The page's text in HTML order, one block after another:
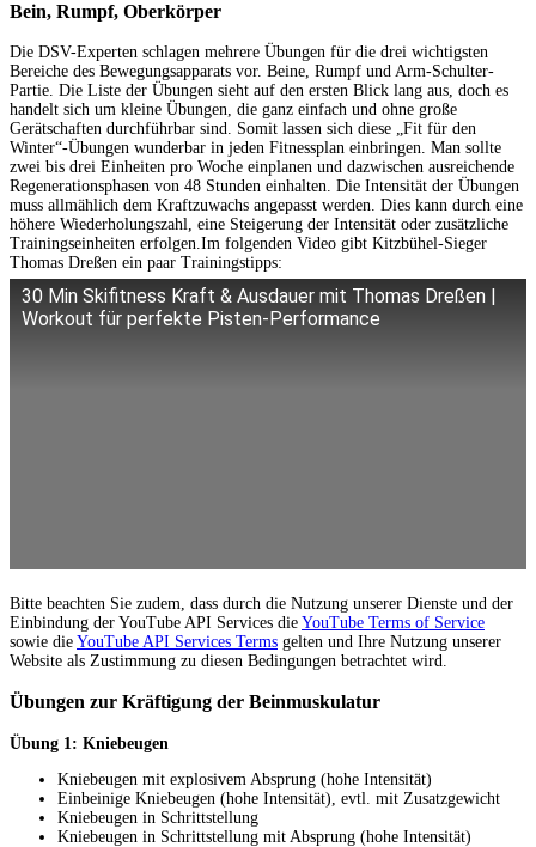
Bein, Rumpf, Oberkörper
Die DSV-Experten schlagen mehrere Übungen für die drei wichtigsten
Bereiche des Bewegungsapparats vor. Beine, Rumpf und Arm-Schulter-
Partie. Die Liste der Übungen sieht auf den ersten Blick lang aus, doch es
handelt sich um kleine Übungen, die ganz einfach und ohne große
Gerätschaften durchführbar sind. Somit lassen sich diese „Fit für den
Winter“-Übungen wunderbar in jeden Fitnessplan einbringen. Man sollte
zwei bis drei Einheiten pro Woche einplanen und dazwischen ausreichende
Regenerationsphasen von 48 Stunden einhalten. Die Intensität der Übungen
muss allmählich dem Kraftzuwachs angepasst werden. Dies kann durch eine
höhere Wiederholungszahl, eine Steigerung der Intensität oder zusätzliche
Trainingseinheiten erfolgen.Im folgenden Video gibt Kitzbühel-Sieger
Thomas Dreßen ein paar Trainingstipps:
30 Min Skifitness Kraft & Ausdauer mit Thomas Dreßen |
Workout für perfekte Pisten-Performance
Bitte beachten Sie zudem, dass durch die Nutzung unserer Dienste und der
Einbindung der YouTube API Services die YouTube Terms of Service
sowie die YouTube API Services Terms gelten und Ihre Nutzung unserer
Website als Zustimmung zu diesen Bedingungen betrachtet wird.
Übungen zur Kräftigung der Beinmuskulatur
Übung 1: Kniebeugen
Kniebeugen mit explosivem Absprung (hohe Intensität)
Einbeinige Kniebeugen (hohe Intensität), evtl. mit Zusatzgewicht
Kniebeugen in Schrittstellung
Kniebeugen in Schrittstellung mit Absprung (hohe Intensität)